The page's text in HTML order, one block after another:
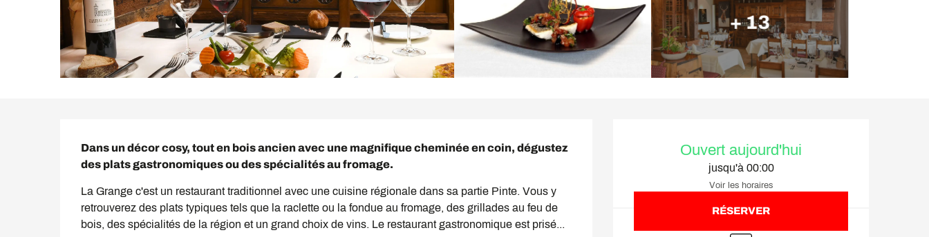
+ 13
Ouvert aujourd'hui
jusqu'à 00:00
Voir les horaires
RÉSERVER
Dans un décor cosy, tout en bois ancien avec une magnifique cheminée en coin, dégustez
des plats gastronomiques ou des spécialités au fromage.
La Grange c'est un restaurant traditionnel avec une cuisine régionale dans sa partie Pinte. Vous y
retrouverez des plats typiques tels que la raclette ou la fondue au fromage, des grillades au feu de
bois, des spécialités de la région et un grand choix de vins. Le restaurant gastronomique est prisé...